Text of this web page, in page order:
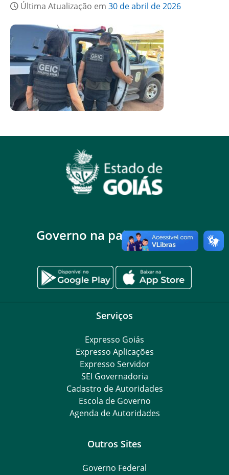
Última Atualização em 30 de abril de 2026
Governo na palma da mão
Serviços
Expresso Goiás
Expresso Aplicações
Expresso Servidor
SEI Governadoria
Cadastro de Autoridades
Escola de Governo
Agenda de Autoridades
Outros Sites
Governo Federal